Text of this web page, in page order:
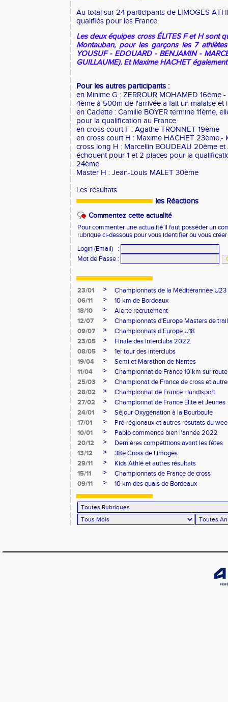
Au total sur 24 participants de LIMOGES
qualifiés pour les France.
Les deux équipes cross ÉLITES F et H sont
Montauban, pour les garçons les 7
YOUSUF - EDOUARD - BENJAMIN -
GUILLAUME). Et Maxime HACHET
Pour les autres participants :
en Minime G : ZERROUR MOHAMED 16ème
4ème à 500m de l'arrivée a fait un malaise et
en Cadette : Camille BOYER termine 11ème,
pour la qualification au France
en cross court F : Agathe TRONNET 19ème
en cross court H : Maxime HACHET 23ème,-
cross long H : Marcellin BOUDEAU 20ème
échouent pour 1 et 2 places pour la
24ème
Master H : Jean-Louis MALET 30ème
Les résultats
les Réactions
Commentez cette actualité
Pour commenter une actualité il faut posséder un
rubrique ci-dessous pour vous identifier ou vous
Login (Email)
:
Mot de Passe :
23/01 >
Championnats de la Méditérannée U23
06/11
>
10 km de Bordeaux
18/10
>
Alerte recrutement
12/07
>
Championnats d'Europe Masters de trail
09/07
>
Championnats d'Europe U18
23/05
>
Finale des interclubs 2022
08/05
>
1er tour des interclubs
19/04
>
Semi et Marathon de Nantes
11/04
>
Championnat de France 10 km sur route
25/03
>
Championat de France de cross et
28/02
>
Championnat de France Handisport
27/02
>
Championnat de France Elite et Jeunes
24/01
>
Séjour Oxygénation à la Bourboule
17/01
>
Pré-régionaux et autres résutats du
10/01
>
Pablo commence bien l'année 2022
20/12
>
Dernières compétitions avant les fêtes
13/12
>
38e Cross de Limoges
29/11
>
Kids Athlé et autres résultats
15/11
>
Championnats de France de cross
09/11
> 10 km des quais de Bordeaux